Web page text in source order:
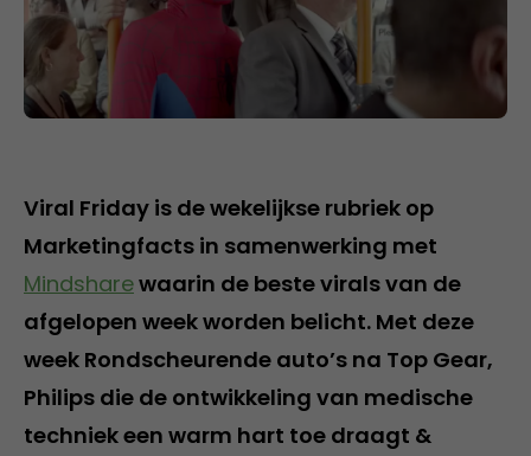
Viral Friday is de wekelijkse rubriek op
Marketingfacts in samenwerking met
Mindsharewaarin de beste virals van de
afgelopen week worden belicht. Met deze
week Rondscheurende auto’s na Top Gear,
Philips die de ontwikkeling van medische
techniek een warm hart toe draagt &